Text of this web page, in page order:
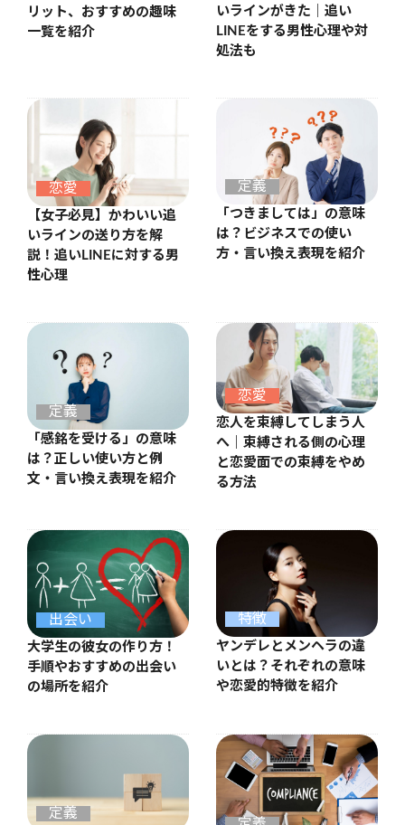
リット、おすすめの趣味
一覧を紹介
いラインがきた｜追い
LINEをする男性心理や対
処法も
恋愛
【女子必見】かわいい追
いラインの送り方を解
説！追いLINEに対する男
性心理
定義
「つきましては」の意味
は？ビジネスでの使い
方・言い換え表現を紹介
定義
「感銘を受ける」の意味
は？正しい使い方と例
文・言い換え表現を紹介
恋愛
恋人を束縛してしまう人
へ｜束縛される側の心理
と恋愛面での束縛をやめ
る方法
出会い
大学生の彼女の作り方！
手順やおすすめの出会い
の場所を紹介
特徴
ヤンデレとメンヘラの違
いとは？それぞれの意味
や恋愛的特徴を紹介
定義